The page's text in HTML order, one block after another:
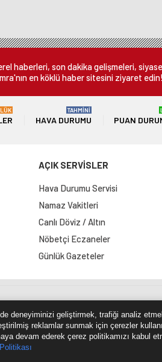
haberleri, son dakika gelişmeleri,
en köklü haber sitesini ziyaret edin!
HAVA DURUMU
TAHMİNİ
PUAN
AÇIK SERVİSLER
Hava Durumu Servisi
Namaz Vakitleri
Canlı Döviz / Altın
Nöbetçi Eczaneler
Günlük Gazeteler
Haritası RSS Kaynağı Çumra
deneyiminizi geliştirmek, trafiği analiz
reklamlar sunmak için çerezler
devam ederek çerez politikamızı kabul